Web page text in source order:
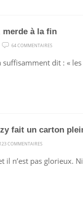
merde à la fin
64 COMMENTAIRES
EST
FIN
suffisamment dit : «
fait un carton
123 COMMENTAIRES
SARKOZY
il n’est pas glorieux.